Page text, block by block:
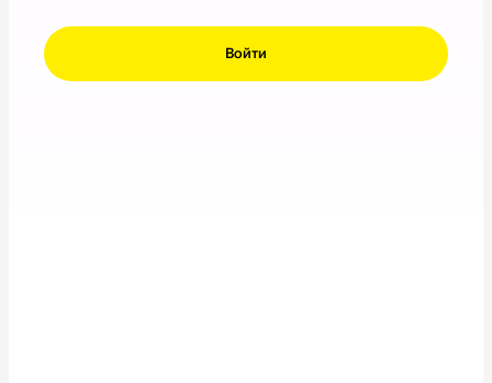
Войти